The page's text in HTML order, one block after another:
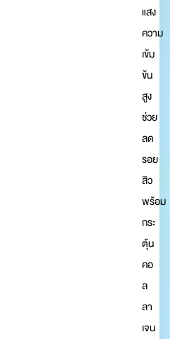
แสง
ความ
เข้ม
ข้น
สูง
ช่วย
ลด
รอย
สิว
พร้อม
กระ
ตุ้น
คอ
ล
ลา
เจน